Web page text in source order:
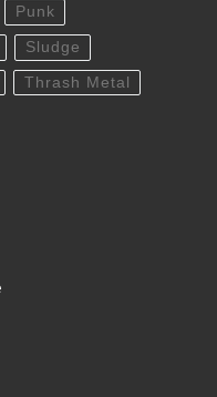
Punk
Sludge
Thrash Metal